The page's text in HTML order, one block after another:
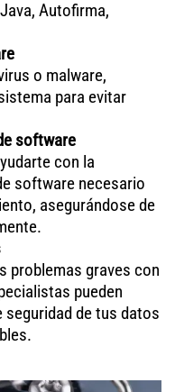
Autofirma,
o malware,
para evitar
software
con la
software necesario
asegurándose de
problemas graves con
pueden
seguridad de tus datos